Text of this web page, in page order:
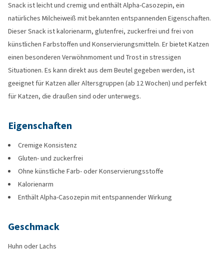
Snack ist leicht und cremig und enthält Alpha-Casozepin, ein
natürliches Milcheiweiß mit bekannten entspannenden Eigenschaften.
Dieser Snack ist kalorienarm, glutenfrei, zuckerfrei und frei von
künstlichen Farbstoffen und Konservierungsmitteln. Er bietet Katzen
einen besonderen Verwöhnmoment und Trost in stressigen
Situationen. Es kann direkt aus dem Beutel gegeben werden, ist
geeignet für Katzen aller Altersgruppen (ab 12 Wochen) und perfekt
für Katzen, die draußen sind oder unterwegs.
Eigenschaften
Cremige Konsistenz
Gluten- und zuckerfrei
Ohne künstliche Farb- oder Konservierungsstoffe
Kalorienarm
Enthält Alpha-Casozepin mit entspannender Wirkung
Geschmack
Huhn oder Lachs